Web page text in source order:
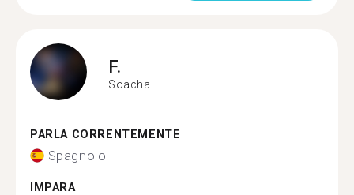
F.
Soacha
PARLA CORRENTEMENTE
Spagnolo
IMPARA